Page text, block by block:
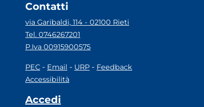
Contatti
via Garibaldi, 114 - 02100 Rieti
Tel. 0746267201
P.Iva 00915900575
PEC - Email - URP - Feedback
Accessibilità
Accedi